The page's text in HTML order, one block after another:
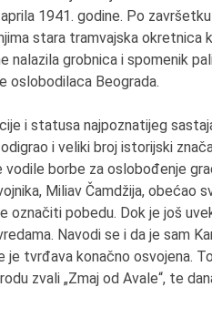
1941. godine. Po
stara tramvajska
nalazila grobnica i spomenik
oslobodilaca Beograda.
i statusa najpoznatijeg
i veliki broj istorijski
vodile borbe za oslobođenje
Miliav Čamdžija, obećao
označiti pobedu. Dok je još
Navodi se i da je sam
je tvrđava konačno osvojena.
zvali „Zmaj od Avale“, te